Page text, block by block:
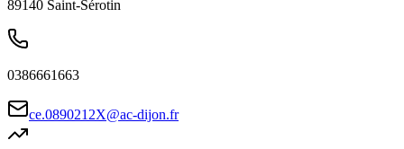
89140 Saint-Sérotin
0386661663
ce.0890212X@ac-dijon.fr